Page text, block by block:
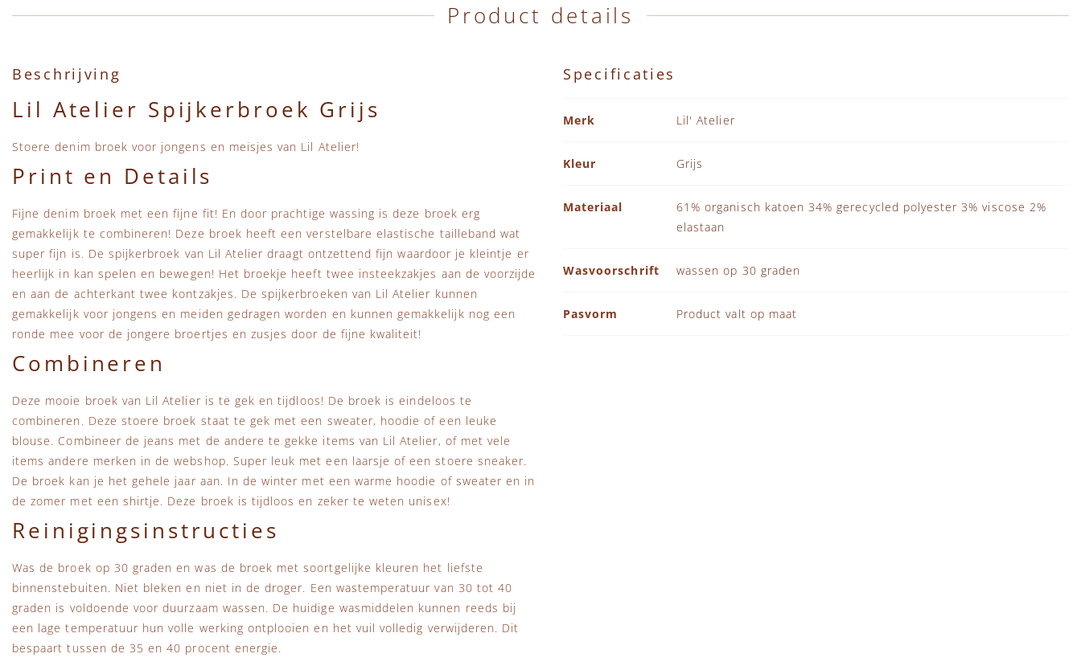
Product details
Beschrijving
Lil Atelier Spijkerbroek Grijs
Stoere denim broek voor jongens en meisjes van Lil Atelier!
Print en Details
Fijne denim broek met een fijne fit! En door prachtige wassing is deze broek erg
gemakkelijk te combineren! Deze broek heeft een verstelbare elastische tailleband wat
super fijn is. De spijkerbroek van Lil Atelier draagt ontzettend fijn waardoor je kleintje er
heerlijk in kan spelen en bewegen! Het broekje heeft twee insteekzakjes aan de voorzijde
en aan de achterkant twee kontzakjes. De spijkerbroeken van Lil Atelier kunnen
gemakkelijk voor jongens en meiden gedragen worden en kunnen gemakkelijk nog een
ronde mee voor de jongere broertjes en zusjes door de fijne kwaliteit!
Combineren
Deze mooie broek van Lil Atelier is te gek en tijdloos! De broek is eindeloos te
combineren. Deze stoere broek staat te gek met een sweater, hoodie of een leuke
blouse. Combineer de jeans met de andere te gekke items van Lil Atelier, of met vele
items andere merken in de webshop. Super leuk met een laarsje of een stoere sneaker.
De broek kan je het gehele jaar aan. In de winter met een warme hoodie of sweater en in
de zomer met een shirtje. Deze broek is tijdloos en zeker te weten unisex!
Reinigingsinstructies
Was de broek op 30 graden en was de broek met soortgelijke kleuren het liefste
binnenstebuiten. Niet bleken en niet in de droger. Een wastemperatuur van 30 tot 40
graden is voldoende voor duurzaam wassen. De huidige wasmiddelen kunnen reeds bij
een lage temperatuur hun volle werking ontplooien en het vuil volledig verwijderen. Dit
bespaart tussen de 35 en 40 procent energie.
Specificaties
Merk
Lil' Atelier
Kleur Grijs
Materiaal
61% organisch katoen 34% gerecycled polyester 3% viscose 2%
elastaan
Wasvoorschrift wassen op 30 graden
Pasvorm Product valt op maat